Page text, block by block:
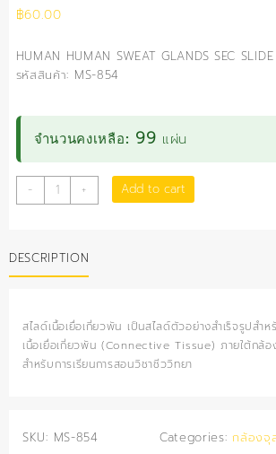
฿60.00
HUMAN HUMAN SWEAT GLANDS SEC SLIDE
รหัสสินค้า: MS-854
จำนวนคงเหลือ: 99 แผ่น
-
สไลด์
ต่อม
+ Add to cart
DESCRIPTION
สไลด์เนื้อเยื่อเกี่ยวพัน เป็นสไลด์ตัวอย่างสำเร็จรูปส
เนื้อเยื่อเกี่ยวพัน (Connective Tissue) ภายใต้กล้อ
สำหรับการเรียนการสอนวิชาชีววิทยา
SKU: MS-854 Categories:กล้องจุ